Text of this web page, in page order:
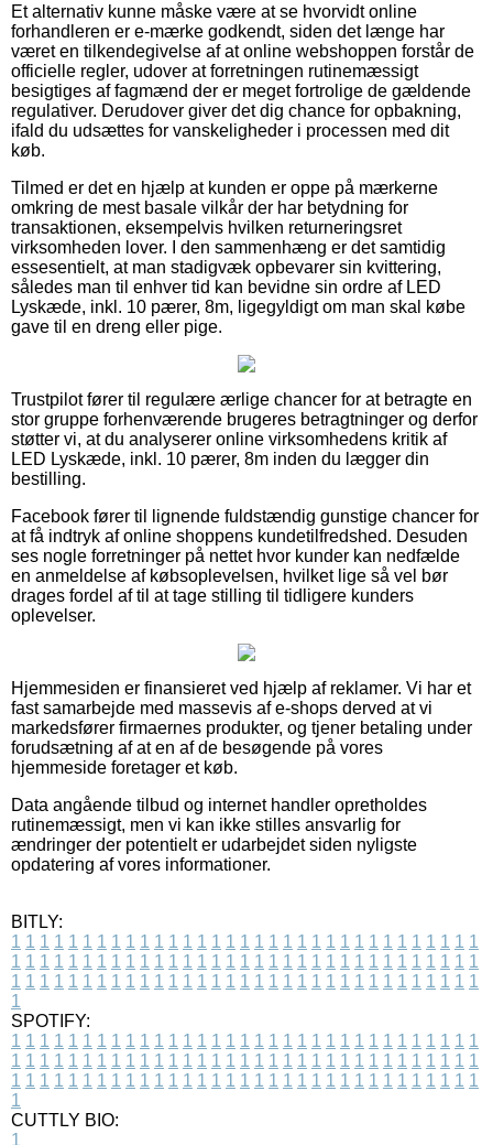
Et alternativ kunne måske være at se hvorvidt online
forhandleren er e-mærke godkendt, siden det længe har
været en tilkendegivelse af at online webshoppen forstår de
officielle regler, udover at forretningen rutinemæssigt
besigtiges af fagmænd der er meget fortrolige de gældende
regulativer. Derudover giver det dig chance for opbakning,
ifald du udsættes for vanskeligheder i processen med dit
køb.
Tilmed er det en hjælp at kunden er oppe på mærkerne
omkring de mest basale vilkår der har betydning for
transaktionen, eksempelvis hvilken returneringsret
virksomheden lover. I den sammenhæng er det samtidig
essesentielt, at man stadigvæk opbevarer sin kvittering,
således man til enhver tid kan bevidne sin ordre af LED
Lyskæde, inkl. 10 pærer, 8m, ligegyldigt om man skal købe
gave til en dreng eller pige.
Trustpilot fører til regulære ærlige chancer for at betragte en
stor gruppe forhenværende brugeres betragtninger og derfor
støtter vi, at du analyserer online virksomhedens kritik af
LED Lyskæde, inkl. 10 pærer, 8m inden du lægger din
bestilling.
Facebook fører til lignende fuldstændig gunstige chancer for
at få indtryk af online shoppens kundetilfredshed. Desuden
ses nogle forretninger på nettet hvor kunder kan nedfælde
en anmeldelse af købsoplevelsen, hvilket lige så vel bør
drages fordel af til at tage stilling til tidligere kunders
oplevelser.
Hjemmesiden er finansieret ved hjælp af reklamer. Vi har et
fast samarbejde med massevis af e-shops derved at vi
markedsfører firmaernes produkter, og tjener betaling under
forudsætning af at en af de besøgende på vores
hjemmeside foretager et køb.
Data angående tilbud og internet handler opretholdes
rutinemæssigt, men vi kan ikke stilles ansvarlig for
ændringer der potentielt er udarbejdet siden nyligste
opdatering af vores informationer.
BITLY:
1 1 1 1 1 1 1 1 1 1 1 1 1 1 1 1 1 1 1 1 1 1 1 1 1 1 1 1 1 1 1 1 1
1 1 1 1 1 1 1 1 1 1 1 1 1 1 1 1 1 1 1 1 1 1 1 1 1 1 1 1 1 1 1 1 1
1 1 1 1 1 1 1 1 1 1 1 1 1 1 1 1 1 1 1 1 1 1 1 1 1 1 1 1 1 1 1 1 1
1
SPOTIFY:
1 1 1 1 1 1 1 1 1 1 1 1 1 1 1 1 1 1 1 1 1 1 1 1 1 1 1 1 1 1 1 1 1
1 1 1 1 1 1 1 1 1 1 1 1 1 1 1 1 1 1 1 1 1 1 1 1 1 1 1 1 1 1 1 1 1
1 1 1 1 1 1 1 1 1 1 1 1 1 1 1 1 1 1 1 1 1 1 1 1 1 1 1 1 1 1 1 1 1
1
CUTTLY BIO:
1